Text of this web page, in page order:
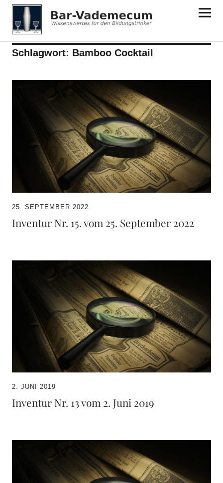
Bar-Vademecum
Schlagwort: Bamboo Cocktail
25. SEPTEMBER 2022
Inventur Nr. 15. vom 25. September 2022
2. JUNI 2019
Inventur Nr. 13 vom 2. Juni 2019